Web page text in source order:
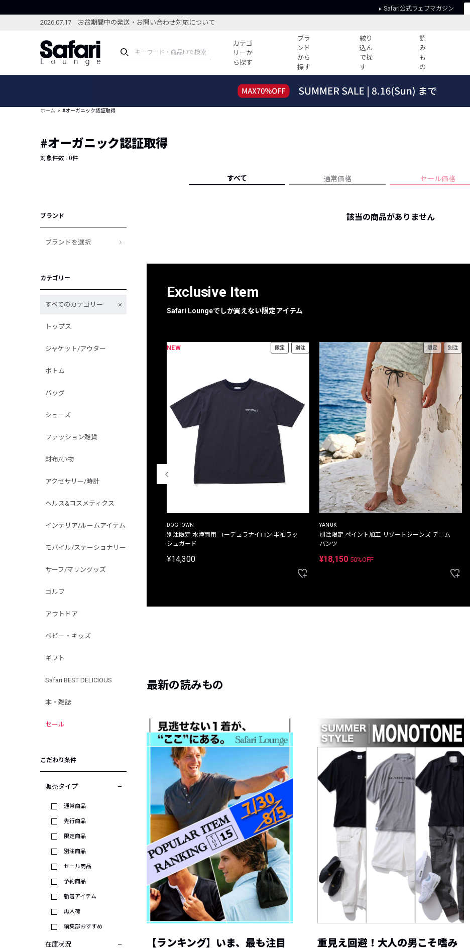
Safari公式ウェブマガジン
2026.07.17 お盆期間中の発送・お問い合わせ対応について
カテゴ
リーか
ら探す
ブラ
ンド
から
探す
絞り
込ん
で探
す
読
み
も
の
ブランドから探す
新着アイテム
編集部のおすすめアイテム
コーディネート
すべての記事
人気記事ランキング
フォーカスブランド
プライバシーポリシー
ホーム #オーガニック認証取得
#オーガニック認証取得
対象件数 : 0件
すべて 通常価格 セール価格
ブランド
ブランドを選択
カテゴリー
すべてのカテゴリー
トップス
ジャケット/アウター
ボトム
バッグ
シューズ
ファッション雑貨
財布/小物
アクセサリー/時計
ヘルス&コスメティクス
インテリア/ルームアイテム
モバイル/ステーショナリー
サーフ/マリングッズ
ゴルフ
アウトドア
ベビー・キッズ
ギフト
Safari BEST DELICIOUS
本・雑誌
セール
こだわり条件
販売タイプ
通常商品
先行商品
限定商品
別注商品
セール商品
予約商品
新着アイテム
再入荷
編集部おすすめ
在庫状況
該当の商品がありません
Exclusive Item
Safari Loungeでしか買えない限定アイテム
THE DUFFER OF ST.GEORGE
プリントTシャツ
NEW 限定 別注
DOGTOWN
別注限定 水陸両用 コーデュラナイロン 半袖ラッ
シュガード
¥14,300
限定 別注
YANUK
別注限定 ペイント加工 リゾートジーンズ デニム
パンツ
¥18,150 50%OFF
最新の読みもの
【ランキング】いま、最も注目
重見え回避！大人の男こそ嗜み